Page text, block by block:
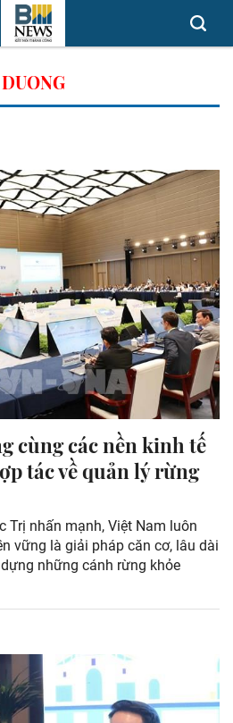
cùng các nền kinh tế
tác về quản lý rừng
Trị nhấn mạnh, Việt Nam luôn
vững là giải pháp căn cơ, lâu dài
những cánh rừng khỏe